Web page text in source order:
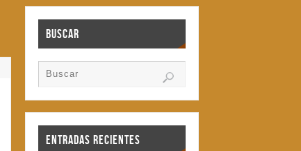
Buscar
Entradas recientes